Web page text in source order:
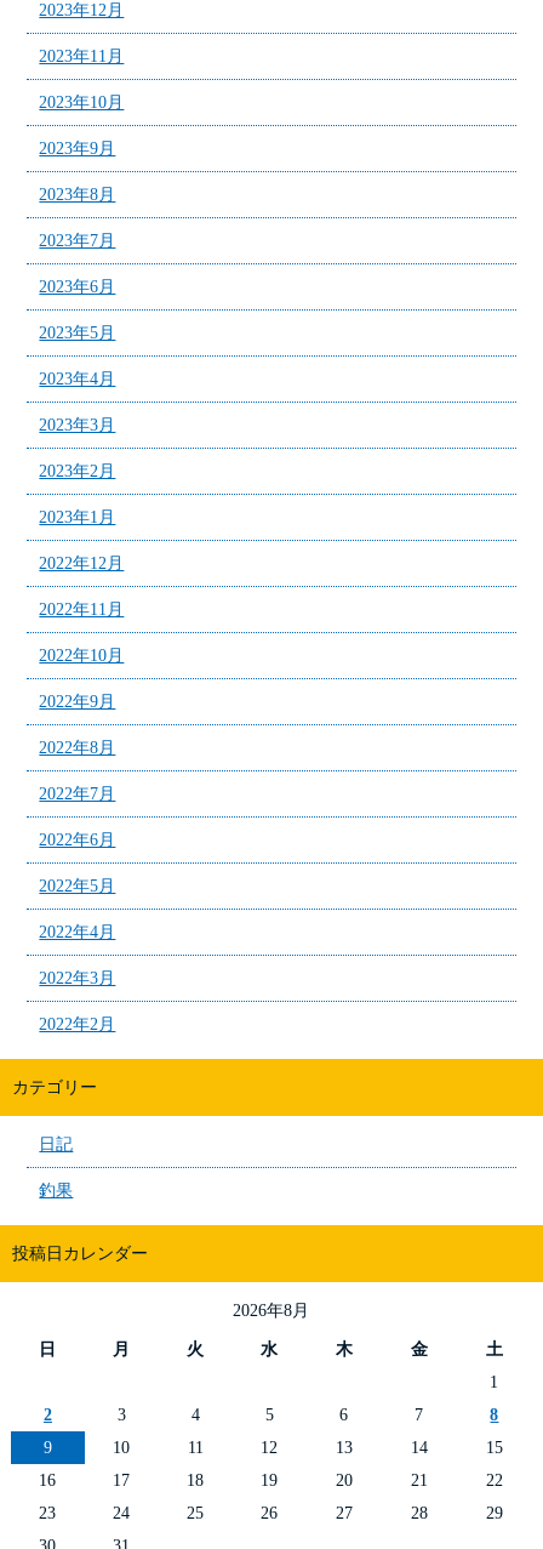
2023年12月
2023年11月
2023年10月
2023年9月
2023年8月
2023年7月
2023年6月
2023年5月
2023年4月
2023年3月
2023年2月
2023年1月
2022年12月
2022年11月
2022年10月
2022年9月
2022年8月
2022年7月
2022年6月
2022年5月
2022年4月
2022年3月
2022年2月
カテゴリー
日記
釣果
投稿日カレンダー
2026年8月
日 月 火 水 木 金
土
1
2
3 4 5 6 7
8
9
10 11 12 13 14
15
16
17 18 19 20 21
22
23
24 25 26 27 28
29